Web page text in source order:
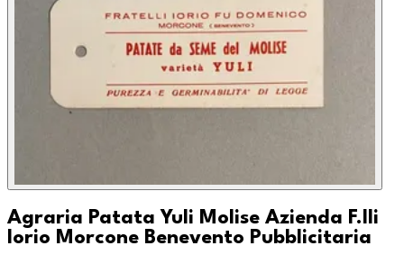
Agraria Patata Yuli Molise Azienda F.lli
Iorio Morcone Benevento Pubblicitaria